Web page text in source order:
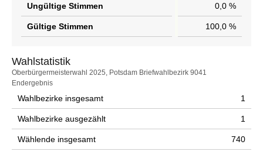
Ungültige Stimmen 0,0 %
Gültige Stimmen 100,0 %
Wahlstatistik
Wahlstatistik
Oberbürgermeisterwahl 2025, Potsdam Briefwahlbezirk 9041
Endergebnis
Wahlbezirke insgesamt 1
Wahlbezirke ausgezählt 1
Wählende insgesamt 740